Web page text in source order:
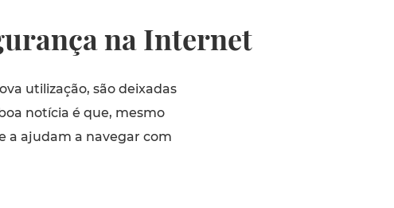
na Internet
utilização, são deixadas
notícia é que, mesmo
a ajudam a navegar com